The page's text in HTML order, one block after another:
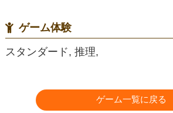
ゲーム体験
スタンダード, 推理,
ゲーム一覧に戻る